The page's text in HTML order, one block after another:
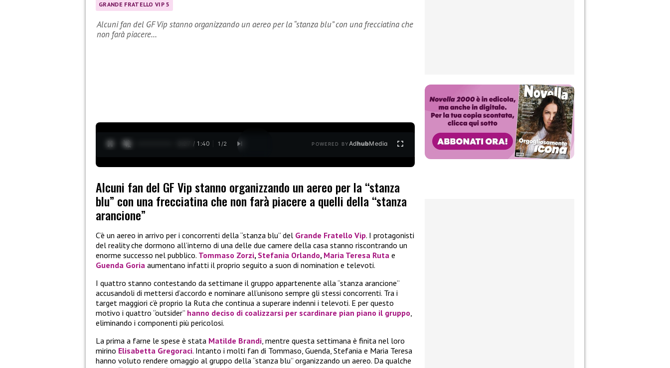
GRANDE FRATELLO VIP 5
Alcuni fan del GF Vip stanno organizzando un aereo per la “stanza blu” con una frecciatina che
non farà piacere…
0:28 / 1:40 1 /2 POWERED BYAdhubMedia
Alcuni fan del GF Vip stanno organizzando un aereo per la “stanza
blu” con una frecciatina che non farà piacere a quelli della “stanza
arancione”
C’è un aereo in arrivo per i concorrenti della “stanza blu” del Grande Fratello Vip. I protagonisti
del reality che dormono all’interno di una delle due camere della casa stanno riscontrando un
enorme successo nel pubblico. Tommaso Zorzi, Stefania Orlando, Maria Teresa Ruta e
Guenda Goria aumentano infatti il proprio seguito a suon di nomination e televoti.
I quattro stanno contestando da settimane il gruppo appartenente alla “stanza arancione”
accusandoli di mettersi d’accordo e nominare all’unisono sempre gli stessi concorrenti. Tra i
target maggiori c’è proprio la Ruta che continua a superare indenni i televoti. E per questo
motivo i quattro “outsider” hanno deciso di coalizzarsi per scardinare pian piano il gruppo,
eliminando i componenti più pericolosi.
La prima a farne le spese è stata Matilde Brandi, mentre questa settimana è finita nel loro
mirino Elisabetta Gregoraci. Intanto i molti fan di Tommaso, Guenda, Stefania e Maria Teresa
hanno voluto rendere omaggio al gruppo della “stanza blu” organizzando un aereo. Da qualche